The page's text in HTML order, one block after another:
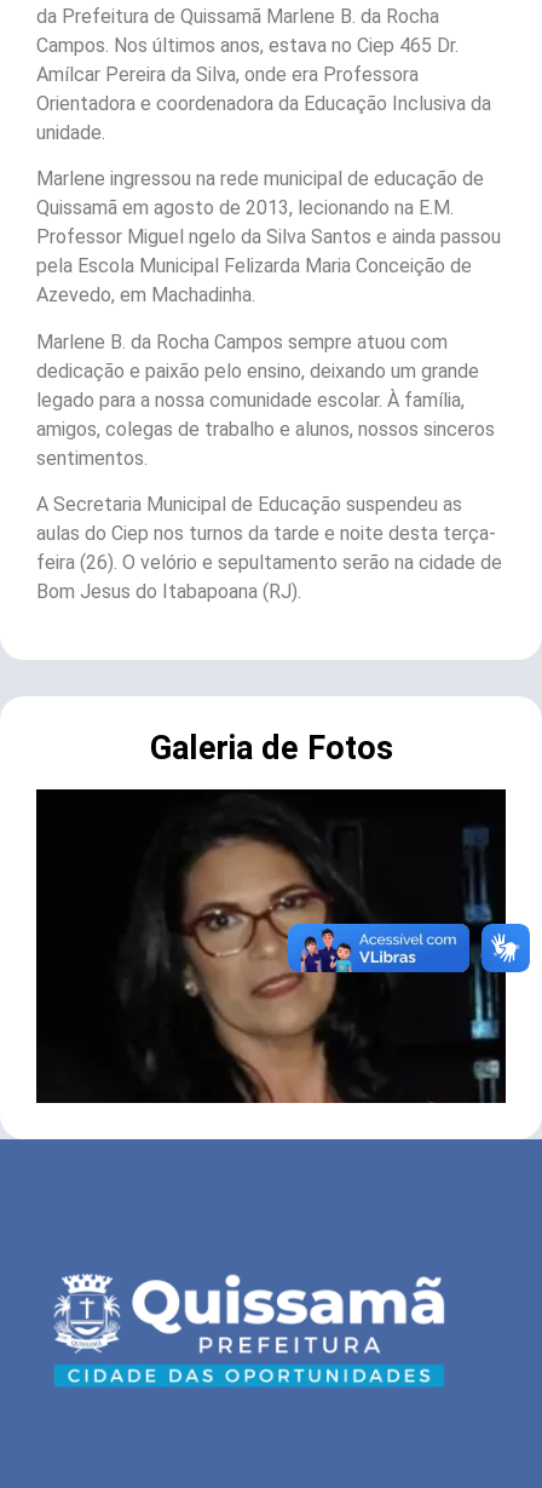
da Prefeitura de Quissamã Marlene B. da Rocha
Campos. Nos últimos anos, estava no Ciep 465 Dr.
Amílcar Pereira da Silva, onde era Professora
Orientadora e coordenadora da Educação Inclusiva da
unidade.
Marlene ingressou na rede municipal de educação de
Quissamã em agosto de 2013, lecionando na E.M.
Professor Miguel ngelo da Silva Santos e ainda passou
pela Escola Municipal Felizarda Maria Conceição de
Azevedo, em Machadinha.
Marlene B. da Rocha Campos sempre atuou com
dedicação e paixão pelo ensino, deixando um grande
legado para a nossa comunidade escolar. À família,
amigos, colegas de trabalho e alunos, nossos sinceros
sentimentos.
A Secretaria Municipal de Educação suspendeu as
aulas do Ciep nos turnos da tarde e noite desta terça-
feira (26). O velório e sepultamento serão na cidade de
Bom Jesus do Itabapoana (RJ).
Galeria de Fotos